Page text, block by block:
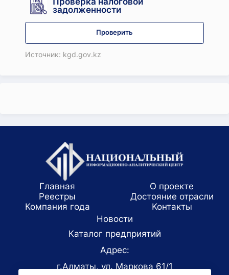
задолженности
Проверить
Источник: kgd.gov.kz
Главная
О проекте
Реестры
Достояние отрасли
Компания года
Koнтaкты
Новости
Каталог предприятий
Адрес:
г.Алматы, ул. Маркова 61/1